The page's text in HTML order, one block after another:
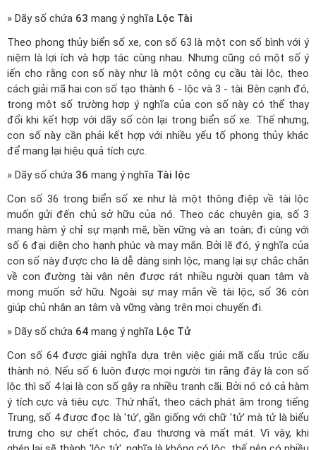
» Dãy số chứa 63 mang ý nghĩa Lộc Tài
Theo phong thủy biển số xe, con số 63 là một con số bình với ý
niệm là lợi ích và hợp tác cùng nhau. Nhưng cũng có một số ý
iến cho rằng con số này như là một công cụ cầu tài lộc, theo
cách giải mã hai con số tạo thành 6 - lộc và 3 - tài. Bên cạnh đó,
trong một số trường hợp ý nghĩa của con số này có thể thay
đổi khi kết hợp với dãy số còn lại trong biển số xe. Thế nhưng,
con số này cần phải kết hợp với nhiều yếu tố phong thủy khác
để mang lại hiệu quả tích cực.
» Dãy số chứa 36 mang ý nghĩa Tài lộc
Con số 36 trong biển số xe như là một thông điệp về tài lộc
muốn gửi đến chủ sở hữu của nó. Theo các chuyên gia, số 3
mang hàm ý chỉ sự mạnh mẽ, bền vững và an toàn; đi cùng với
số 6 đại diện cho hạnh phúc và may mắn. Bởi lẽ đó, ý nghĩa của
con số này được cho là dễ dàng sinh lộc, mang lại sự chắc chắn
về con đường tài vận nên được rát nhiều người quan tâm và
mong muốn sở hữu. Ngoài sự may mắn về tài lộc, số 36 còn
giúp chủ nhân an tâm và vững vàng trên mọi chuyến đi.
» Dãy số chứa 64 mang ý nghĩa Lộc Tử
Con số 64 được giải nghĩa dựa trên việc giải mã cấu trúc cấu
thành nó. Nếu số 6 luôn được mọi người tin rằng đây là con số
lộc thì số 4 lại là con số gây ra nhiều tranh cãi. Bởi nó có cả hàm
ý tích cực và tiêu cực. Thứ nhất, theo cách phát âm trong tiếng
Trung, số 4 được đọc là 'tứ', gần giống với chữ 'tử' mà tử là biểu
trưng cho sự chết chóc, đau thương và mất mát. Vì vậy, khi